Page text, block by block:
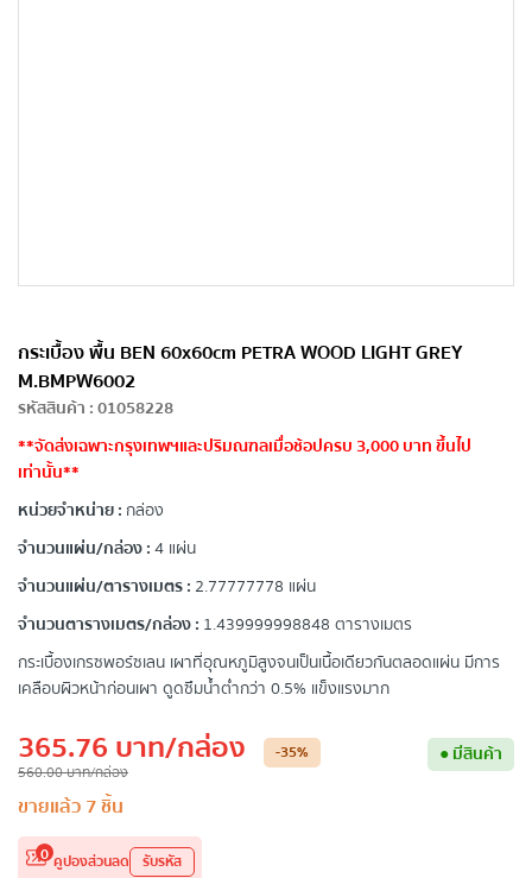
กระเบื้อง พื้น BEN 60x60cm PETRA WOOD LIGHT GREY
M.BMPW6002
รหัสสินค้า :01058228
**จัดส่งเฉพาะกรุงเทพฯและปริมณฑลเมื่อช้อปครบ 3,000 บาท ขึ้นไป
เท่านั้น**
หน่วยจำหน่าย : กล่อง
จำนวนแผ่น/กล่อง :4 แผ่น
จำนวนแผ่น/ตารางเมตร : 2.77777778 แผ่น
จำนวนตารางเมตร/กล่อง : 1.439999998848 ตารางเมตร
กระเบื้องเกรซพอร์ซเลน เผาที่อุณหภูมิสูงจนเป็นเนื้อเดียวกันตลอดแผ่น มีการ
เคลือบผิวหน้าก่อนเผา ดูดซึมน้ำต่ำกว่า 0.5% แข็งแรงมาก
365.76 บาท/กล่อง
560.00บาท/กล่อง
-35% ●มีสินค้า
ขายแล้ว7ชิ้น
0 คูปองส่วนลด รับรหัส